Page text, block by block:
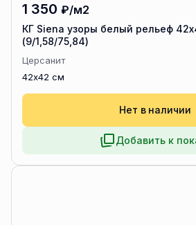
1 350 ₽/м2
КГ Siena узоры белый рельеф
(9/1,58/75,84)
Церсанит
42x42 см
Нет в наличии
Добавить к